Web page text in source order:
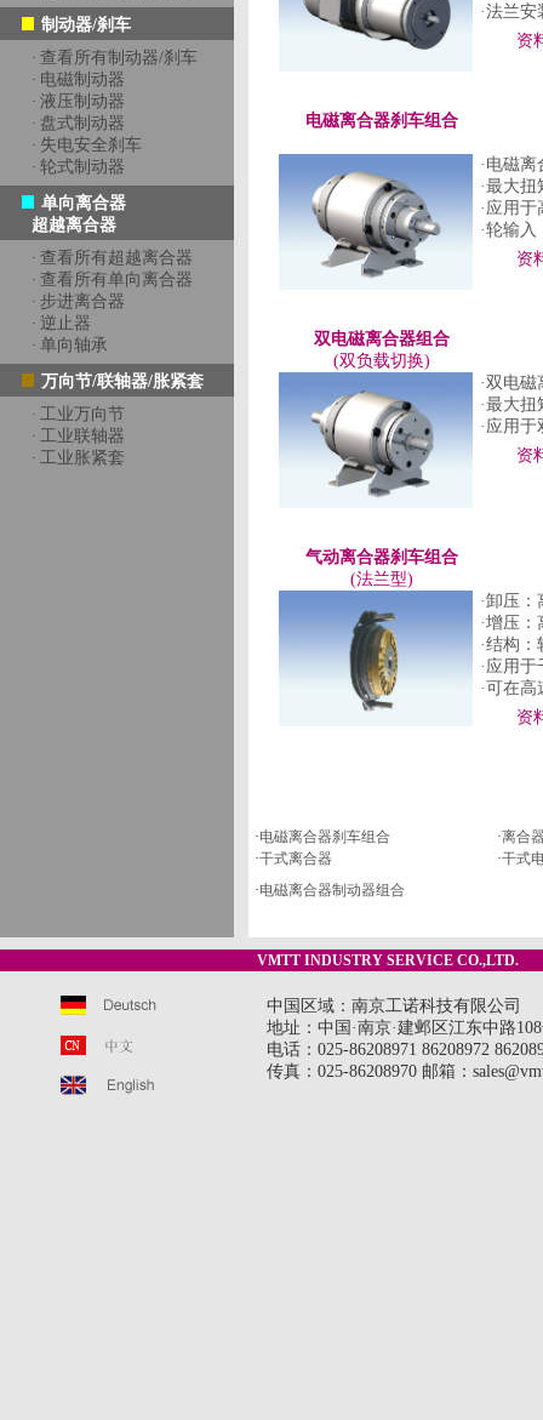
制动器/刹车
· 查看所有制动器/刹车
· 电磁制动器
· 液压制动器
· 盘式制动器
· 失电安全刹车
· 轮式制动器
单向离合器
超越离合器
· 查看所有超越离合器
· 查看所有单向离合器
· 步进离合器
· 逆止器
· 单向轴承
万向节/联轴器/胀紧套
· 工业万向节
· 工业联轴器
· 工业胀紧套
·法兰安
资
电磁离合器刹车组合
·电磁
·最大扭
·应用
·轮输
资
双电磁离合器组合
(双负载切换)
·双电
·最大扭
·应用
资
气动离合器刹车组合
(法兰型)
·卸压
·增压
·结构
·应用
·可在
资
·电磁离合器刹车组合 ·离合
·干式离合器 ·干式
·电磁离合器制动器组合
VMTT INDUSTRY SERVICE CO.,LTD.
中国区域：南京工诺科技有限公司
地址：中国·南京·建邺区江东中路
电话：025-86208971 86208972
传真：025-86208970 邮箱：